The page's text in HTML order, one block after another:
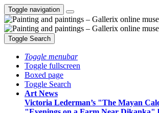
Toggle navigation
Toggle Search
Toggle menubar
Toggle fullscreen
Boxed page
Toggle Search
Art News
Victoria Lederman’s "The Mayan